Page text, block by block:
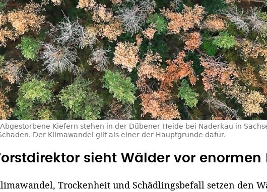
Abgestorbene Kiefern stehen in der Dübener Heide bei Naderkau in
Der Klimawandel gilt als einer der Hauptgründe dafür.
sieht Wälder vor enormen
Trockenheit und Schädlingsbefall setzen den